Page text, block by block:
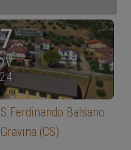
Ferdinando Balsano
(CS)